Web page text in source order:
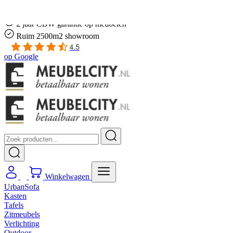
2 jaar CBW garantie op meubelen
Ruim 2500m2 showroom
4.5
op Google
Winkelwagen
UrbanSofa
Kasten
Tafels
Zitmeubels
Verlichting